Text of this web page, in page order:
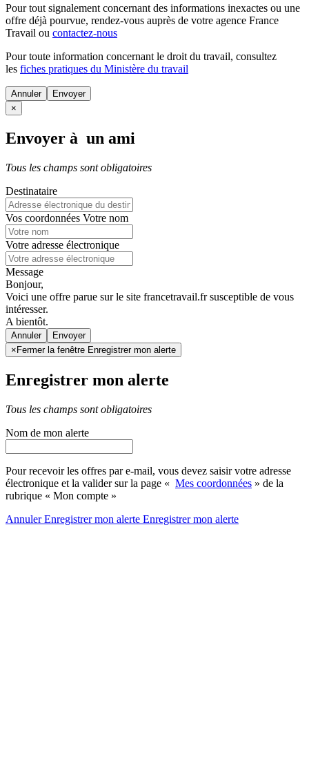
Pour tout signalement concernant des informations inexactes ou une
offre déjà pourvue, rendez-vous auprès de votre agence France
Travail ou contactez-nous
Pour toute information concernant le droit du travail, consultez
les fiches pratiques du Ministère du travail
Annuler
×
Envoyer à un ami
Tous les champs sont obligatoires
Destinataire
Vos coordonnées Votre nom
Votre adresse électronique
Message
Bonjour,
Voici une offre parue sur le site francetravail.fr susceptible de vous
intéresser.
A bientôt.
Annuler
× Fermer la fenêtre Enregistrer mon alerte
Enregistrer mon alerte
Tous les champs sont obligatoires
Nom de mon alerte
Pour recevoir les offres par e-mail, vous devez saisir votre adresse
électronique et la valider sur la page « Mes coordonnées » de la
rubrique « Mon compte »
AnnulerEnregistrer mon alerte Enregistrermon alerte